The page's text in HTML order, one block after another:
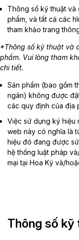
Thông số kỹ thuật và
phẩm, và tất cả các
tham khảo trang
*Thông số kỹ thuật và
phẩm. Vui lòng tham
chi tiết.
Sản phẩm (bao gồm
ngân) không được
các quy định của địa
Việc sử dụng ký hiệu
web này có nghĩa là
hiệu đó đang được
hệ thống luật pháp
mại tại Hoa Kỳ và/
Thông số kỹ